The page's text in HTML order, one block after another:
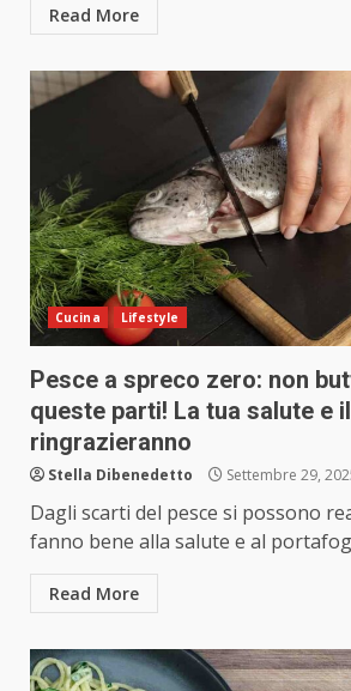
Read More
Cucina Lifestyle
Pesce a spreco zero: non
queste parti! La tua salute e
ringrazieranno
Stella Dibenedetto Settembre 29,
Dagli scarti del pesce si possono
fanno bene alla salute e al
Read More